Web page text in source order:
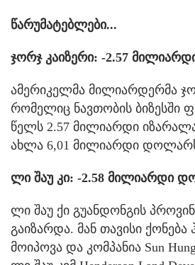
წარუმატებლები...
ჯორჯ კაიზერი: -2.57
ამერიკელმა მილიარდერმა
რომელიც ნავთობის ბიზესში
წელს 2.57 მილიარდი
ახლა 6,01 მილიარდი
ლი შაუ კი: -2.58 მილიარდი
ლი შაუ ქი გუანდონგის
გაიზარდა. მან თავისი ქონება
მოიპოვა და კომპანია Sun